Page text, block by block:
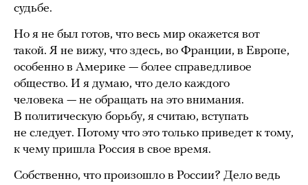
судьбе.
Но я не был готов, что весь мир окажется вот
такой. Я не вижу, что здесь, во Франции, в Европе,
особенно в Америке — более справедливое
общество. И я думаю, что дело каждого
человека — не обращать на это внимания.
В политическую борьбу, я считаю, вступать
не следует. Потому что это только приведет к тому,
к чему пришла Россия в свое время.
Собственно, что произошло в России? Дело ведь